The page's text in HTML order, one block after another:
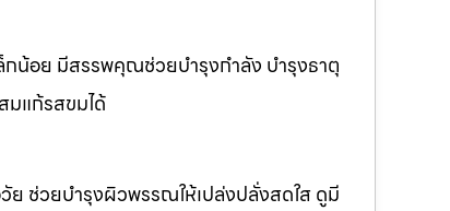
กน้อย มีสรรพคุณช่วยบำรุงกำลัง บำรุงธาตุ
มแก้รสขมได้
ย ช่วยบำรุงผิวพรรณให้เปล่งปลั่งสดใส ดูมี